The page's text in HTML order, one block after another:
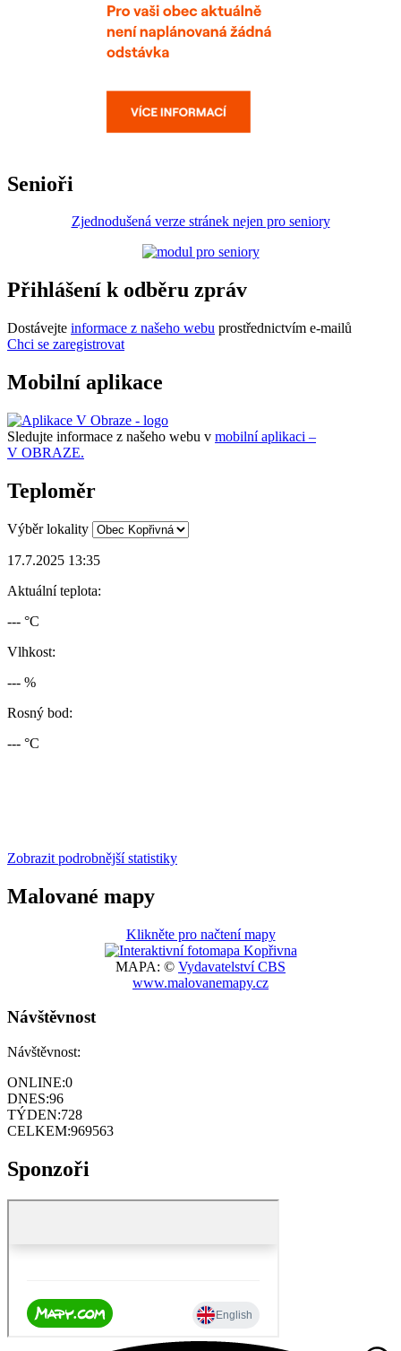
Senioři
Zjednodušená verze stránek nejen pro seniory
Přihlášení k odběru zpráv
Dostávejte informace z našeho webu prostřednictvím e-mailů
Chci se zaregistrovat
Mobilní aplikace
Sledujte informace z našeho webu v mobilní aplikaci –
V OBRAZE.
Teploměr
Výběr lokality
17.7.2025 13:35
Aktuální teplota:
--- °C
Vlhkost:
--- %
Rosný bod:
--- °C
Zobrazit podrobnější statistiky
Malované mapy
Klikněte pro načtení mapy
MAPA: © Vydavatelství CBS
www.malovanemapy.cz
Návštěvnost
Návštěvnost:
ONLINE:0
DNES:96
TÝDEN:728
CELKEM:969563
Sponzoři